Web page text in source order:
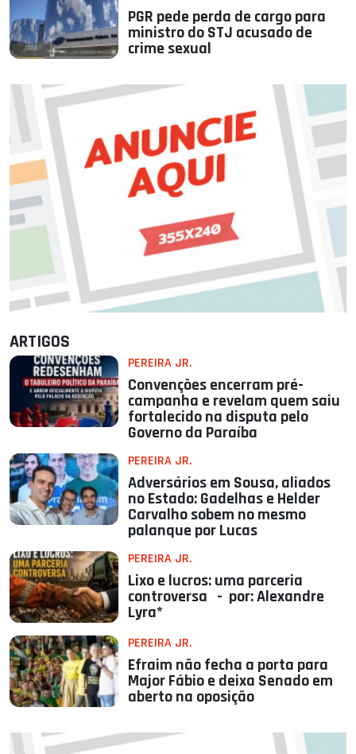
PGR pede perda de cargo para
ministro do STJ acusado de
crime sexual
ARTIGOS
PEREIRA JR.
Convenções encerram pré-
campanha e revelam quem saiu
fortalecido na disputa pelo
Governo da Paraíba
PEREIRA JR.
Adversários em Sousa, aliados
no Estado: Gadelhas e Helder
Carvalho sobem no mesmo
palanque por Lucas
PEREIRA JR.
Lixo e lucros: uma parceria
controversa - por: Alexandre
Lyra*
PEREIRA JR.
Efraim não fecha a porta para
Major Fábio e deixa Senado em
aberto na oposição